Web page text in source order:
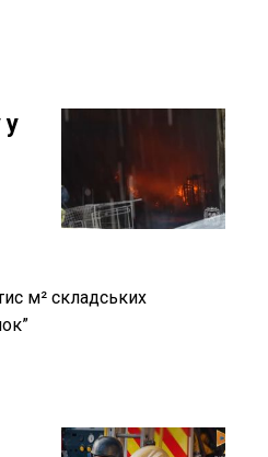
у
м² складських